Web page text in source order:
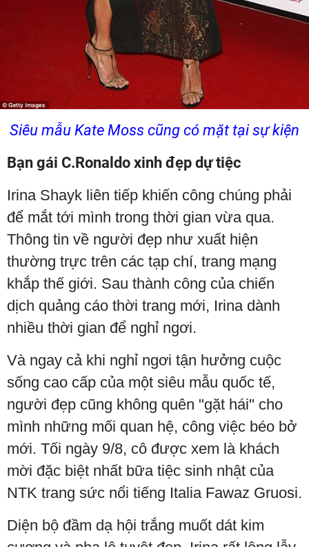
Siêu mẫu Kate Moss cũng có mặt tại sự kiện
Bạn gái C.Ronaldo xinh đẹp dự tiệc
Irina Shayk liên tiếp khiến công chúng phải
để mắt tới mình trong thời gian vừa qua.
Thông tin về người đẹp như xuất hiện
thường trực trên các tạp chí, trang mạng
khắp thế giới. Sau thành công của chiến
dịch quảng cáo thời trang mới, Irina dành
nhiều thời gian để nghỉ ngơi.
Và ngay cả khi nghỉ ngơi tận hưởng cuộc
sống cao cấp của một siêu mẫu quốc tế,
người đẹp cũng không quên "gặt hái" cho
mình những mối quan hệ, công việc béo bở
mới. Tối ngày 9/8, cô được xem là khách
mời đặc biệt nhất bữa tiệc sinh nhật của
NTK trang sức nổi tiếng Italia Fawaz Gruosi.
Diện bộ đầm dạ hội trắng muốt dát kim